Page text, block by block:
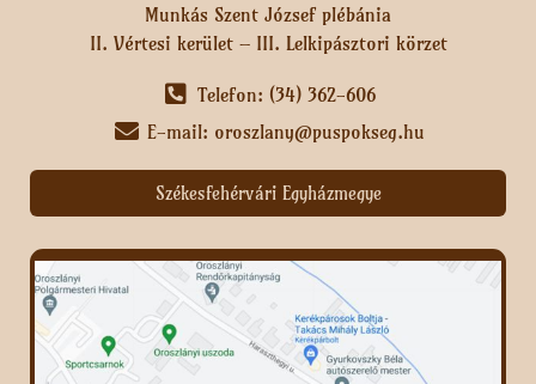
Munkás Szent József plébánia
II. Vértesi kerület – III. Lelkipásztori körzet
Telefon: (34) 362-606
E-mail: oroszlany@puspokseg.hu
Székesfehérvári Egyházmegye